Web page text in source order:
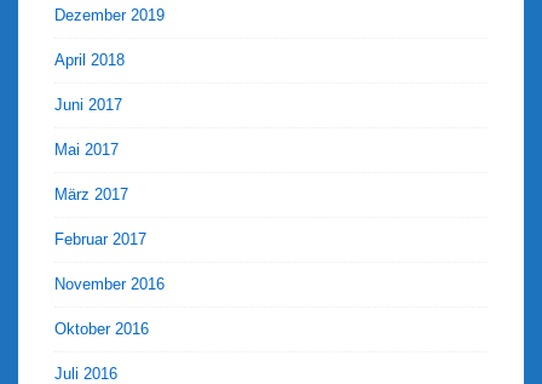
Dezember 2019
April 2018
Juni 2017
Mai 2017
März 2017
Februar 2017
November 2016
Oktober 2016
Juli 2016